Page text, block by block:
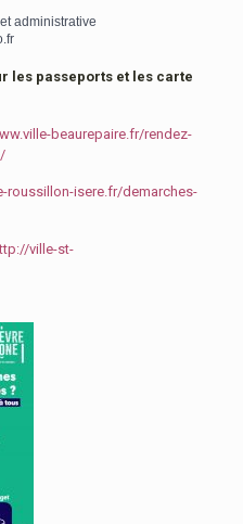
administrative
les passeports et les carte
beaurepaire.fr/rendez-
roussillon-isere.fr/demarches-
ville-st-